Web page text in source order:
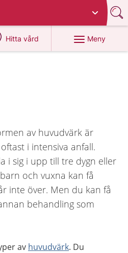
Hitta vård
på 1177.se
Meny
av huvudvärk är
i intensiva anfall.
i sig i upp till tre dygn eller
och vuxna kan få
inte över. Men du kan få
behandling som
av huvudvärk. Du